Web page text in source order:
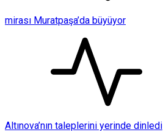
mirası Muratpaşa’da büyüyor
Altınova’nın taleplerini yerinde dinledi